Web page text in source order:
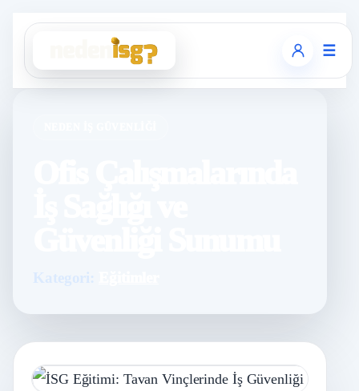
☰
Kategori: